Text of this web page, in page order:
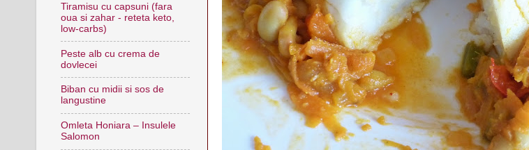
Tiramisu cu capsuni (fara
oua si zahar - reteta keto,
low-carbs)
Peste alb cu crema de
dovlecei
Biban cu midii si sos de
langustine
Omleta Honiara – Insulele
Salomon